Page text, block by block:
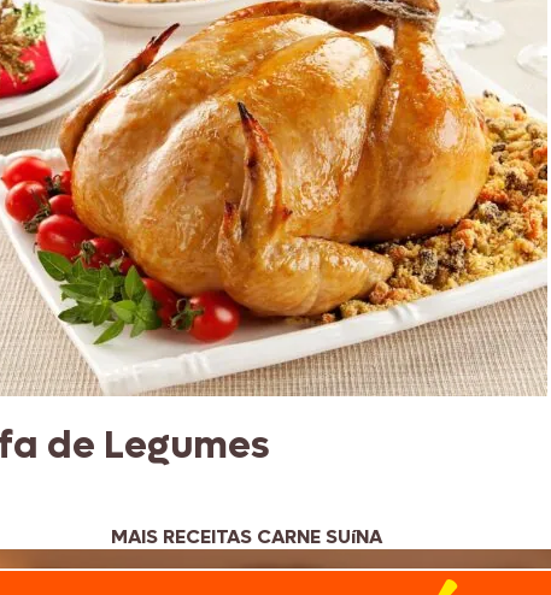
de Legumes
MAIS RECEITAS CARNE SUíNA